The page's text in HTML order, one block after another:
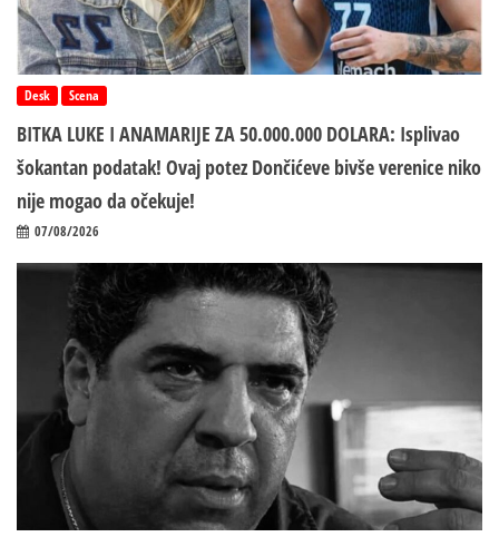
Desk Scena
BITKA LUKE I ANAMARIJE ZA 50.000.000 DOLARA: Isplivao
šokantan podatak! Ovaj potez Dončićeve bivše verenice niko
nije mogao da očekuje!
07/08/2026